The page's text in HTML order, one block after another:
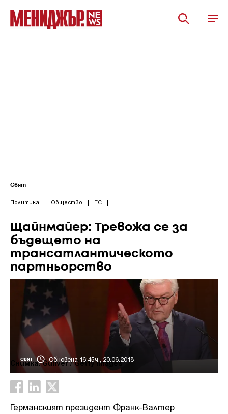
Свят
Политика | Общество | ЕС |
Щайнмайер: Тревожа се за
бъдещето на
трансатлантическото
партньорство
СВЯТ Обновена 16:45ч., 20.06.2018
Снимка: Guliver / Getty Images
Германският президент Франк-Валтер